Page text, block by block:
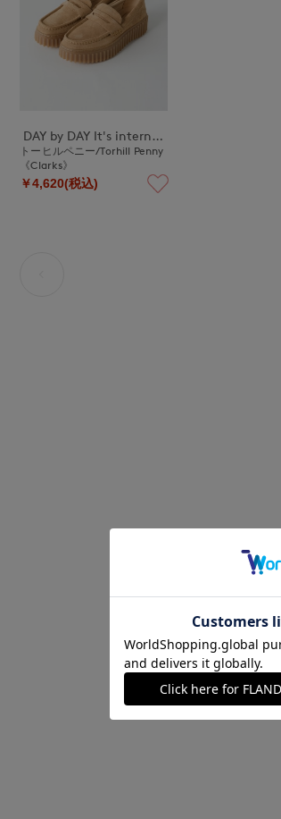
DAY by DAY It's international
トーヒルペニー/Torhill Penny
《Clarks》
￥4,620(税込)